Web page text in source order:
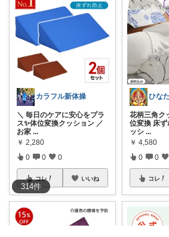
314件
カラフル新体操
​＼ 毎日のケアに安心をプラ
ス✨体位変換クッション ／ ​
お家 ...
￥ 2,280
0 0 0
コレ いいね
ひな
花柄三角ク
位変換 床
ッシ ...
￥ 4,580
0 0
コレ